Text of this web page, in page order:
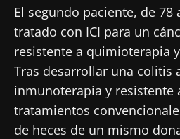
El segundo paciente, de 78
tratado con ICI para un
resistente a quimioterapia
Tras desarrollar una colitis
inmunoterapia y resistente
tratamientos
de heces de un mismo